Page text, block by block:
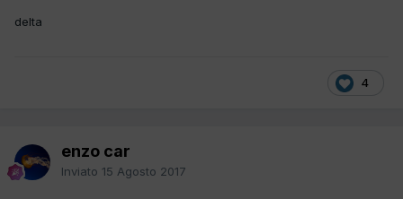
delta
4
enzo car
Inviato 15 Agosto 2017